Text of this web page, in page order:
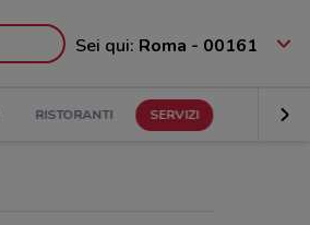
Sei qui: Roma - 00161
RISTORANTI SERVIZI